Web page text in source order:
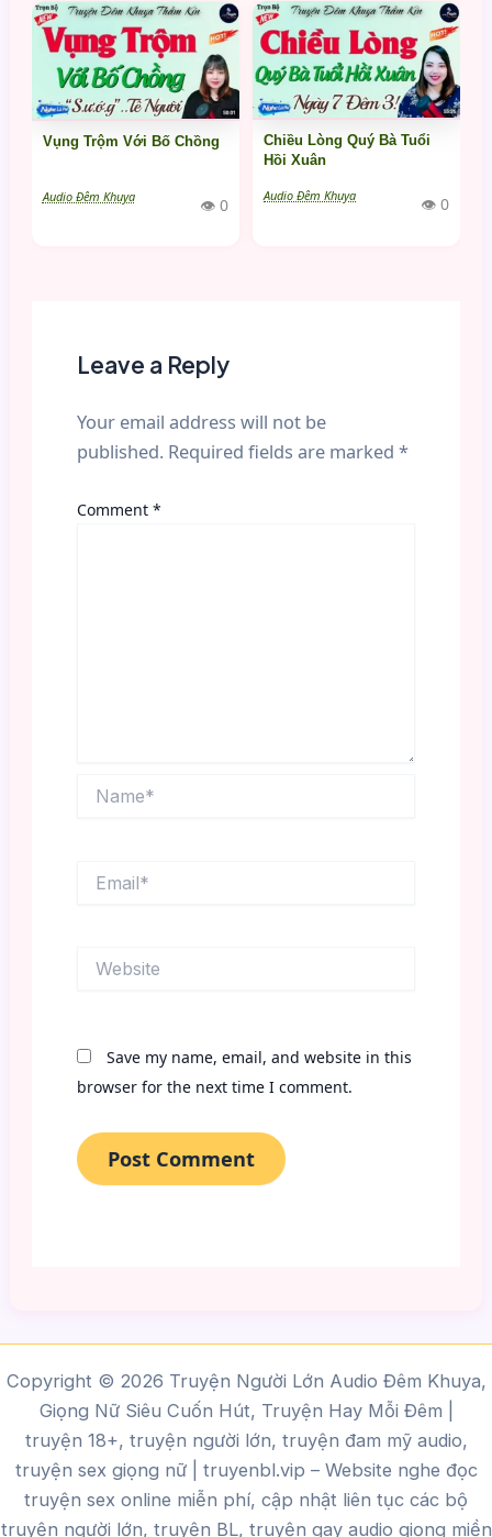
Vụng Trộm Với Bố Chồng
Audio Đêm Khuya 👁 0
Chiều Lòng Quý Bà Tuổi
Hồi Xuân
Audio Đêm Khuya 👁 0
Leave a Reply
Your email address will not be
published. Required fields are marked *
Comment *
Save my name, email, and website in this
browser for the next time I comment.
Copyright © 2026 Truyện Người Lớn Audio Đêm Khuya,
Giọng Nữ Siêu Cuốn Hút, Truyện Hay Mỗi Đêm |
truyện 18+, truyện người lớn, truyện đam mỹ audio,
truyện sex giọng nữ | truyenbl.vip – Website nghe đọc
truyện sex online miễn phí, cập nhật liên tục các bộ
truyện người lớn, truyện BL, truyện gay audio giọng miền